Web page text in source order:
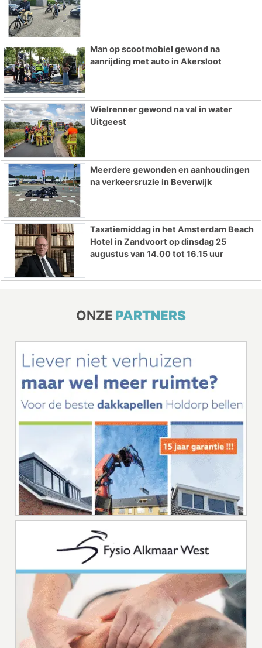
Man op scootmobiel gewond na
aanrijding met auto in Akersloot
Wielrenner gewond na val in water
Uitgeest
Meerdere gewonden en aanhoudingen
na verkeersruzie in Beverwijk
Taxatiemiddag in het Amsterdam Beach
Hotel in Zandvoort op dinsdag 25
augustus van 14.00 tot 16.15 uur
ONZE PARTNERS